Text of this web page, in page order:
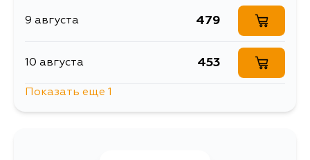
9 августа 479
10 августа 453
Показать еще 1